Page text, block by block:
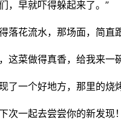
，早就吓得躲起来了。”
落花流水，那场面，简直
这菜做得真香，给我来一
一个好地方，那里的烧
次一起去尝尝你的新发现